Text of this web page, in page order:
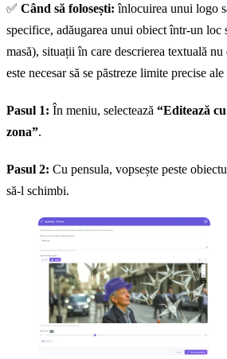
✅ Când să folosești: înlocuirea unui logo
specifice, adăugarea unui obiect într-un loc
masă), situații în care descrierea textuală
este necesar să se păstreze limite precise
Pasul 1: În meniu, selectează “Editează
zona”.
Pasul 2: Cu pensula, vopsește peste
să-l schimbi.